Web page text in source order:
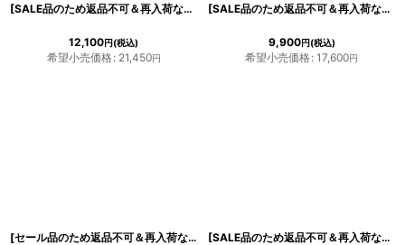
[SALE品のため返品不可＆再入荷なしの現品限り][韓国製][rinfarre]パープル×花柄・ジャガード・七分袖・スクエアネック・ハイウエスト・シンプル・タイト・ミディアムドレス・ワンピース[れお着用]
12,100円(税込)
希望小売価格: 21,450円
[SALE品のため返品不可＆再入荷なしの現品限り][韓国製][rinfarre]ブルー・パステル小花柄・Vネック・カシュクール・七分袖・マキシワンピ・ロングドレス・ラップワンピース[友崎まどか着用]
9,900円(税込)
希望小売価格: 17,600円
[セール品のため返品不可＆再入荷なしの現品限り][韓国製][rinfarre]ツイードグレー・セットアップ風・襟付き・長袖・タイト・膝丈・ミディアムドレス・ワンピース[友崎まどか着用] [SALE品のため返品不可＆再入荷なしの現品限り][韓国製][rinfarre]半袖・ローウエスト・フレア・アイボリー・ボタン＆フロントファスナー・ミディアムドレス・ワンピース[れお着用]